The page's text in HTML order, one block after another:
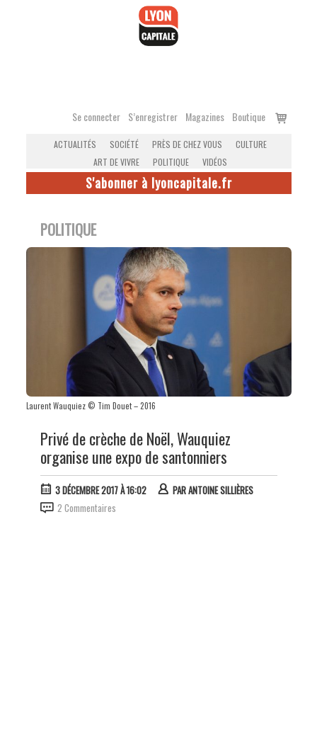
Se connecter S’enregistrer Magazines Boutique
Voir
ACTUALITÉS SOCIÉTÉ PRÈS DE CHEZ VOUS
CULTURE
ART DE VIVRE
POLITIQUE VIDÉOS
S'abonner à lyoncapitale.fr
POLITIQUE
Laurent Wauquiez © Tim Douet – 2016
Privé de crèche de Noël, Wauquiez
organise une expo de santonniers
3 DÉCEMBRE 2017 À 16:02 PARANTOINE SILLIÈRES
2 Commentaires